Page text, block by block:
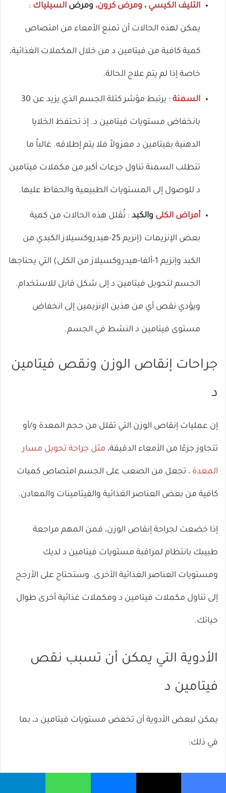
التليف الكيسي ، ومرض كرون، ومرض السيلياك :
يمكن لهذه الحالات أن تمنع الأمعاء من امتصاص
كمية كافية من فيتامين د من خلال المكملات الغذائية،
خاصة إذا لم يتم علاج الحالة.
السمنة : يرتبط مؤشر كتلة الجسم الذي يزيد عن 30
بانخفاض مستويات فيتامين د. إذ تحتفظ الخلايا
الدهنية بفيتامين د معزولاً فلا يتم إطلاقه. غالباً ما
تتطلب السمنة تناول جرعات أكبر من مكملات فيتامين
د للوصول إلى المستويات الطبيعية والحفاظ عليها.
أمراض الكلى والكبد : تُقلل هذه الحالات من كمية
بعض الإنزيمات (إنزيم 25-هيدروكسيلاز الكبدي من
الكبد وإنزيم 1-ألفا-هيدروكسيلاز من الكلى) التي يحتاجها
الجسم لتحويل فيتامين د إلى شكل قابل للاستخدام.
ويؤدي نقص أي من هذين الإنزيمين إلى انخفاض
مستوى فيتامين د النشط في الجسم.
جراحات إنقاص الوزن ونقص فيتامين
د
إن عمليات إنقاص الوزن التي تقلل من حجم المعدة و/أو
تتجاوز جزءًا من الأمعاء الدقيقة، مثل جراحة تحويل مسار
المعدة ، تجعل من الصعب على الجسم امتصاص كميات
كافية من بعض العناصر الغذائية والفيتامينات والمعادن.
إذا خضعت لجراحة إنقاص الوزن، فمن المهم مراجعة
طبيبك بانتظام لمراقبة مستويات فيتامين د لديك
ومستويات العناصر الغذائية الأخرى. وستحتاج على الأرجح
إلى تناول مكملات فيتامين د ومكملات غذائية أخرى طوال
حياتك.
الأدوية التي يمكن أن تسبب نقص
فيتامين د
يمكن لبعض الأدوية أن تخفض مستويات فيتامين د، بما
في ذلك: